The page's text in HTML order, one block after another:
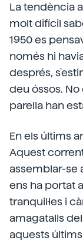
La tendència
molt difícil
1950 es
només hi
després,
deu óssos.
parella han
En els últims
Aquest
assemblar-se
ens ha portat
tranquil·les i
amagatalls
aquests